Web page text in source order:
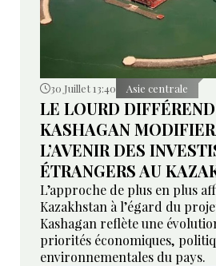
30 Juillet 13:40 Asie centrale
LE LOURD
KASHAGAN
L’AVENIR DES
ÉTRANGERS AU
L’approche de plus en plus
Kazakhstan à l’égard du
Kashagan reflète une
priorités économiques,
environnementales du pays.